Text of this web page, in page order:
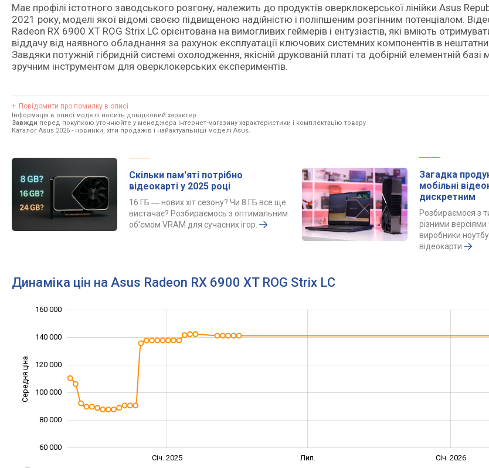
Має профілі істотного заводського розгону, належить до продуктів оверклокерської лінійки Asus
2021 року, моделі якої відомі своєю підвищеною надійністю і поліпшеним розгінним потенціалом.
Radeon RX 6900 XT ROG Strix LC орієнтована на вимогливих геймерів і ентузіастів, які вміють
віддачу від наявного обладнання за рахунок експлуатації ключових системних компонентів в
Завдяки потужній гібридній системі охолодження, якісній друкованій платі та добірній елементній
зручним інструментом для оверклокерських експериментів.
Повідомити про помилку в описі
Інформація в описі моделі носить довідковий характер.
Завжди перед покупкою уточнюйте у менеджера інтернет-магазину характеристики і комплектацію товару
Каталог Asus 2026 - новинки, хіти продажів і найактуальніші моделі Asus.
Скільки пам'яті потрібно
відеокарті у 2025 році
16 ГБ ― нових хіт сезону? Чи 8 ГБ все ще
вистачає? Розбираємось з оптимальним
об'ємом VRAM для сучасних ігор.
Загадка
мобільні
дискретним
Розбираємося з
різними версіями
виробники
відеокарти
Динаміка цін на Asus Radeon RX 6900 XT ROG Strix LC
Середня ціна
60 000
80 000
100 000
120 000
140 000
160 000
Січ. 2025 Лип. Січ. 2026